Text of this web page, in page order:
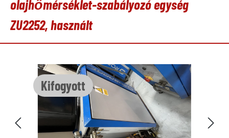
olajhőmérséklet-szabályozó egység
ZU2252, használt
Kifogyott
Képgaléria kihagyása